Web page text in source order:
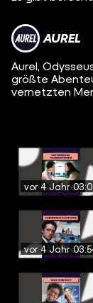
AUREL
Aurel,
größte
vernetzten
vor 4 Jahren
vor 4 Jahren